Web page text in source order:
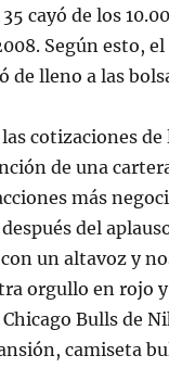
cayó de los
Según esto,
de lleno a las
cotizaciones
de una
más
del
un altavoz y
orgullo en rojo
Bulls de
camiseta